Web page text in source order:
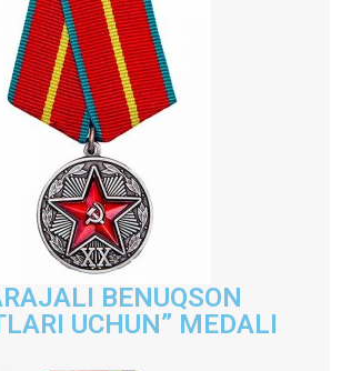
BENUQSON
UCHUN” MEDALI